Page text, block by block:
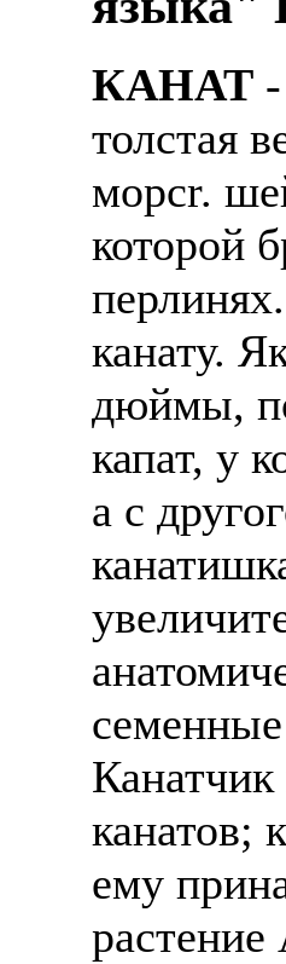
КАНАТ
толстая
морсr.
которой
канату.
дюймы,
капат, у
а с
канатов;
ему